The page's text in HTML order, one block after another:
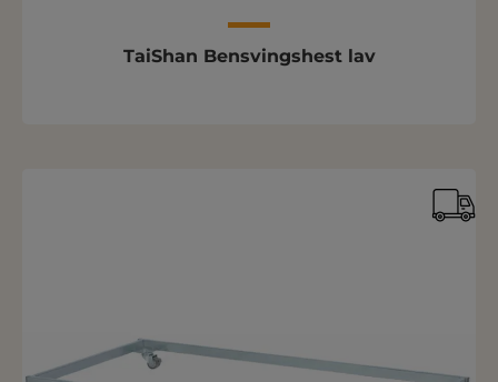
TaiShan Bensvingshest lav